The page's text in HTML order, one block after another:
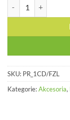
SKU: PR_1CD/FZL
Kategorie:Akcesoria,